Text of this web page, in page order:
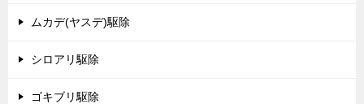
ムカデ(ヤスデ)駆除
シロアリ駆除
ゴキブリ駆除